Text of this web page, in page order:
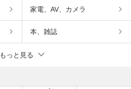
家電、AV、カメラ
本、雑誌
もっと見る